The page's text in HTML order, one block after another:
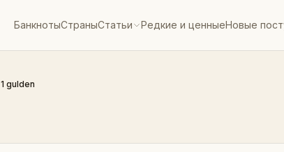
БанкнотыСтраныСтатьи Редкие и ценныеНовые
1 gulden